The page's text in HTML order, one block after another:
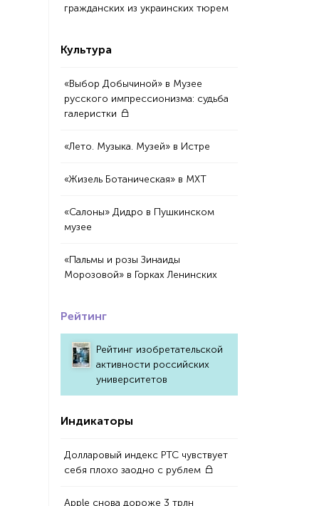
гражданских из украинских тюрем
Культура
«Выбор Добычиной» в Музее
русского импрессионизма: судьба
галеристки
«Лето. Музыка. Музей» в Истре
«Жизель Ботаническая» в МХТ
«Салоны» Дидро в Пушкинском
музее
«Пальмы и розы Зинаиды
Морозовой» в Горках Ленинских
Рейтинг
Рейтинг изобретательской
активности российских
университетов
Индикаторы
Долларовый индекс РТС чувствует
себя плохо заодно с рублем
Apple снова дороже 3 трлн